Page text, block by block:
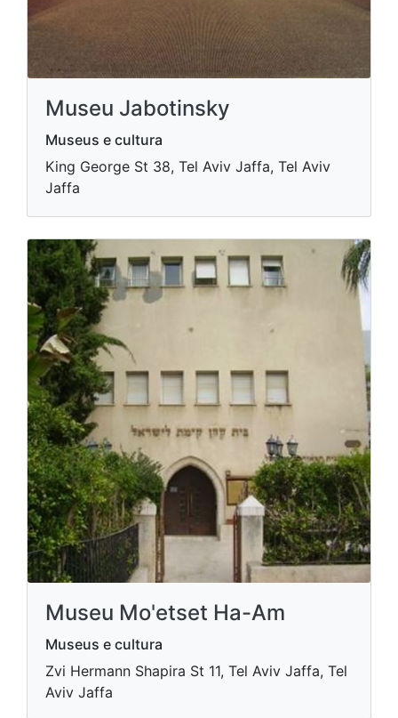
Museu Jabotinsky
Museus e cultura
King George St 38, Tel Aviv Jaffa, Tel Aviv
Jaffa
Museu Mo'etset Ha-Am
Museus e cultura
Zvi Hermann Shapira St 11, Tel Aviv Jaffa, Tel
Aviv Jaffa